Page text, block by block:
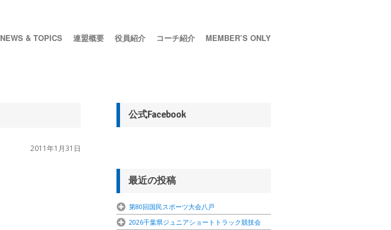
NEWS & TOPICS 連盟概要 役員紹介 コーチ紹介 MEMBER’S ONLY
2011年1月31日
公式Facebook
最近の投稿
第80回国民スポーツ大会八戸
2026千葉県ジュニアショートトラック競技会